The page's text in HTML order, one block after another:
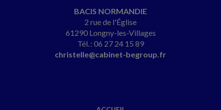
BACIS NORMANDIE
2 rue de l'Église
61290 Longny-les-Villages
Tél. : 06 27 24 15 89
christelle@cabinet-begroup.fr